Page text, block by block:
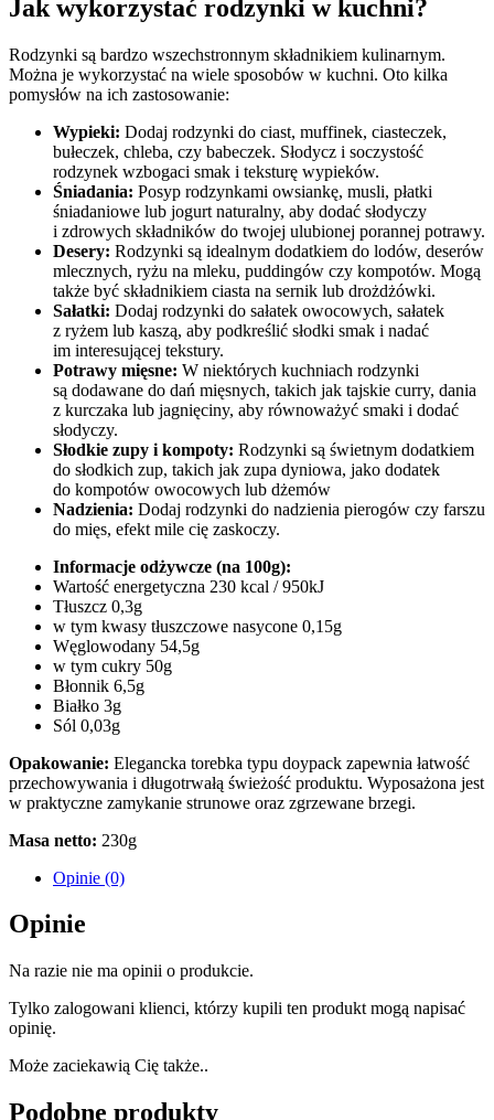
Jak wykorzystać rodzynki w kuchni?
Rodzynki są bardzo wszechstronnym składnikiem kulinarnym.
Można je wykorzystać na wiele sposobów w kuchni. Oto kilka
pomysłów na ich zastosowanie:
Wypieki: Dodaj rodzynki do ciast, muffinek, ciasteczek,
bułeczek, chleba, czy babeczek. Słodycz i soczystość
rodzynek wzbogaci smak i teksturę wypieków.
Śniadania: Posyp rodzynkami owsiankę, musli, płatki
śniadaniowe lub jogurt naturalny, aby dodać słodyczy
i zdrowych składników do twojej ulubionej porannej potrawy.
Desery: Rodzynki są idealnym dodatkiem do lodów, deserów
mlecznych, ryżu na mleku, puddingów czy kompotów. Mogą
także być składnikiem ciasta na sernik lub drożdżówki.
Sałatki: Dodaj rodzynki do sałatek owocowych, sałatek
z ryżem lub kaszą, aby podkreślić słodki smak i nadać
im interesującej tekstury.
Potrawy mięsne: W niektórych kuchniach rodzynki
są dodawane do dań mięsnych, takich jak tajskie curry, dania
z kurczaka lub jagnięciny, aby równoważyć smaki i dodać
słodyczy.
Słodkie zupy i kompoty: Rodzynki są świetnym dodatkiem
do słodkich zup, takich jak zupa dyniowa, jako dodatek
do kompotów owocowych lub dżemów
Nadzienia: Dodaj rodzynki do nadzienia pierogów czy farszu
do mięs, efekt mile cię zaskoczy.
Informacje odżywcze (na 100g):
Wartość energetyczna 230 kcal / 950kJ
Tłuszcz 0,3g
w tym kwasy tłuszczowe nasycone 0,15g
Węglowodany 54,5g
w tym cukry 50g
Błonnik 6,5g
Białko 3g
Sól 0,03g
Opakowanie: Elegancka torebka typu doypack zapewnia łatwość
przechowywania i długotrwałą świeżość produktu. Wyposażona jest
w praktyczne zamykanie strunowe oraz zgrzewane brzegi.
Masa netto: 230g
Opinie (0)
Opinie
Na razie nie ma opinii o produkcie.
Tylko zalogowani klienci, którzy kupili ten produkt mogą napisać
opinię.
Może zaciekawią Cię także..
Podobne produkty